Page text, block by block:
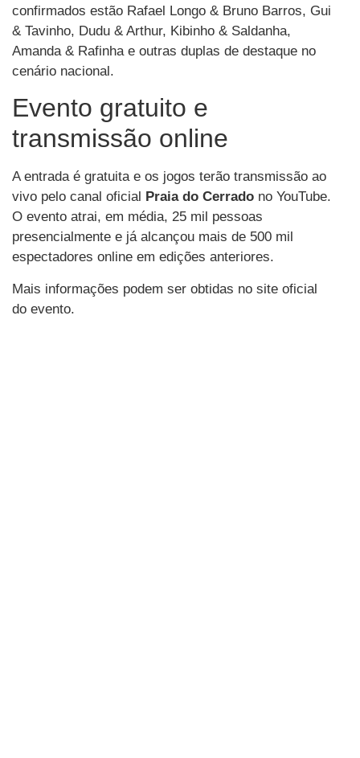
confirmados estão Rafael Longo & Bruno Barros, Gui
& Tavinho, Dudu & Arthur, Kibinho & Saldanha,
Amanda & Rafinha e outras duplas de destaque no
cenário nacional.
Evento gratuito e
transmissão online
A entrada é gratuita e os jogos terão transmissão ao
vivo pelo canal oficial Praia do Cerrado no YouTube.
O evento atrai, em média, 25 mil pessoas
presencialmente e já alcançou mais de 500 mil
espectadores online em edições anteriores.
Mais informações podem ser obtidas no site oficial
do evento.